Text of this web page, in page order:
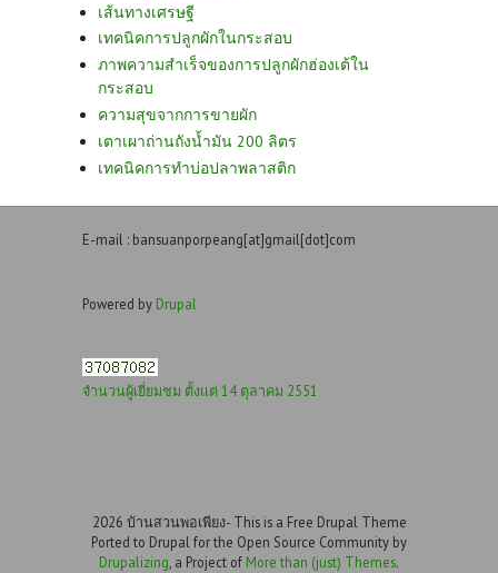
เส้นทางเศรษฐี
เทคนิคการปลูกผักในกระสอบ
ภาพความสำเร็จของการปลูกผักฮ่องเต้ใน
กระสอบ
ความสุขจากการขายผัก
เตาเผาถ่านถังน้ำมัน 200 ลิตร
เทคนิคการทำบ่อปลาพลาสติก
E-mail : bansuanporpeang[at]gmail[dot]com
Powered by Drupal
จำนวนผู้เยี่ยมชม ตั้งแต่ 14 ตุลาคม 2551
2026 บ้านสวนพอเพียง- This is a Free Drupal Theme
Ported to Drupal for the Open Source Community by
Drupalizing , a Project of More than (just) Themes.